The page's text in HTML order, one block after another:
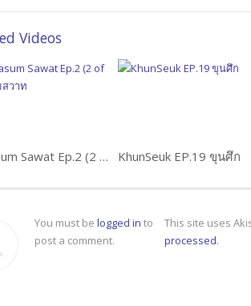
Videos
Morasum Sawat Ep.2 (2 of 2) มรสุมสวาท KhunSeuk EP.19 ขุนศึก
You must be logged in to
post a comment.
This site uses
processed.